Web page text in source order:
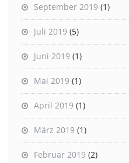
September 2019 (1)
Juli 2019 (5)
Juni 2019 (1)
Mai 2019 (1)
April 2019 (1)
März 2019 (1)
Februar 2019 (2)